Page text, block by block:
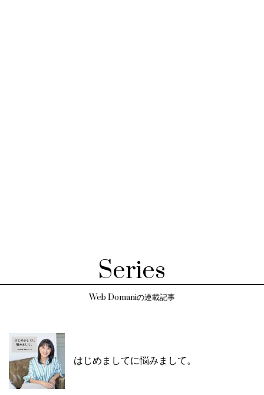
Series
Web Domaniの連載記事
はじめましてに悩みまして。